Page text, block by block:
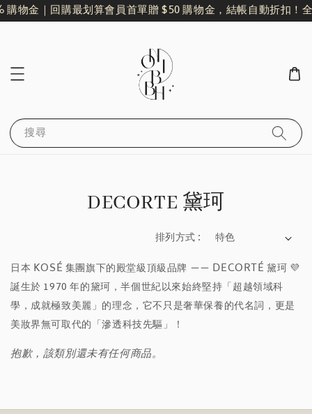
物金｜回購最划算會員首單贈 $50 購物金，結帳自動折扣！
搜尋
DECORTE 黛珂
排列方式 :
日本 KOSÉ 集團旗下的殿堂級頂級品牌 —— DECORTÉ 黛珂 💜
誕生於 1970 年的黛珂，半個世紀以來始終堅持「超越領域科
學，成就極致美麗」的理念，它不只是奢華保養的代名詞，更是
美妝界無可取代的「滲透科技先驅」！
抱歉，該類別還未有任何商品。